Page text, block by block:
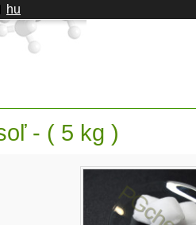
hu
- ( 5 kg )